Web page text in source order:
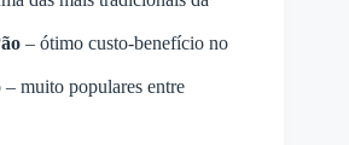
– ótimo custo-benefício no
– muito populares entre